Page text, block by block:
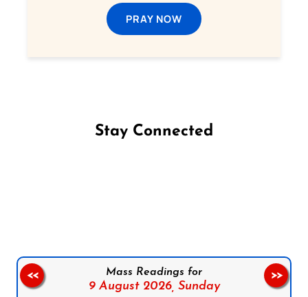
PRAY NOW
Stay Connected
Mass Readings for
9 August 2026, Sunday
<< >>